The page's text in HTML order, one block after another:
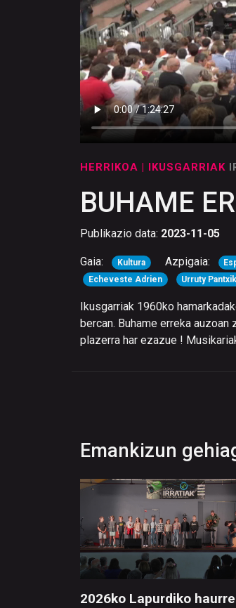
HERRIKOA | IKUSGARRIAK
BUHAME
Publikazio data: 2023-11-05
Gaia: Kultura Azpigaia:
Echeveste Adrien
Urruty
Ikusgarriak 1960ko
bercan. Buhame erreka
plazerra har ezazue !
Emankizun
2026ko Lapurdiko